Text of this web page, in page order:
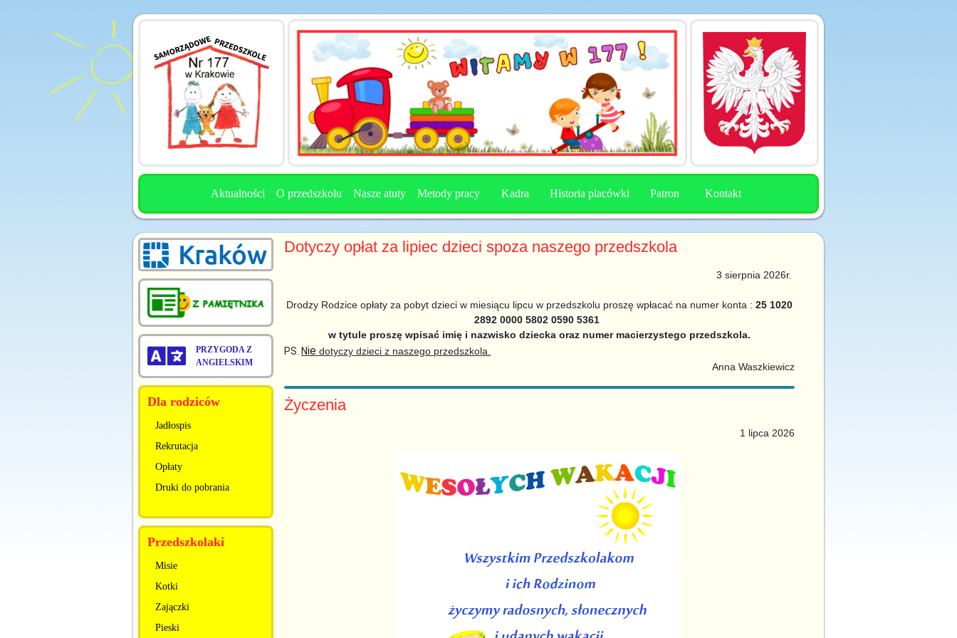
Aktualności O przedszkolu Nasze atuty Metody pracy Kadra Historia placówki Patron Kontakt
PRZYGODA Z
ANGIELSKIM
Dla rodziców
Jadłospis
Rekrutacja
Opłaty
Druki do pobrania
Przedszkolaki
Misie
Kotki
Zajączki
Pieski
Dotyczy opłat za lipiec dzieci spoza naszego przedszkola
3 sierpnia 2026r.
Drodzy Rodzice opłaty za pobyt dzieci w miesiącu lipcu w przedszkolu proszę wpłacać na numer konta : 25 1020
2892 0000 5802 0590 5361
w tytule proszę wpisać imię i nazwisko dziecka oraz numer macierzystego przedszkola.
PS. Nie dotyczy dzieci z naszego przedszkola.
Anna Waszkiewicz
Życzenia
1 lipca 2026